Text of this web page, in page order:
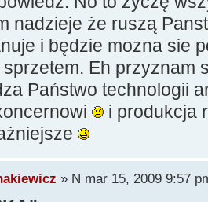
nadzieje że ruszą
i będzie mozna sie
Eh przyznam
Państwo technologii
i produkcja
» N mar 15, 2009 9:57